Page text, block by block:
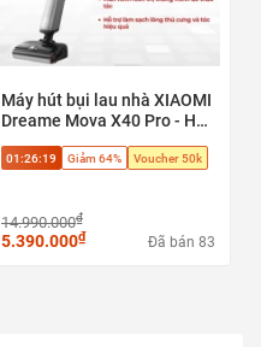
Máy hút bụi lau nhà XIAOMI
Dreame Mova X40 Pro - Hút
Phù hợp sàn gạch, sàn gỗ,
01:26:18 Giảm 64% Voucher 50k
14.990.000₫
5.390.000₫ Đã bán 83